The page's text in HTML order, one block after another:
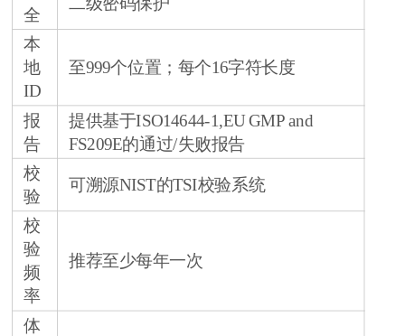
全
本
地
ID
至999个位置；每个16字符长度
报
告
提供基于ISO14644-1,EU GMP and
FS209E的通过/失败报告
校
验
可溯源NIST的TSI校验系统
校
验
频
率
推荐至少每年一次
体